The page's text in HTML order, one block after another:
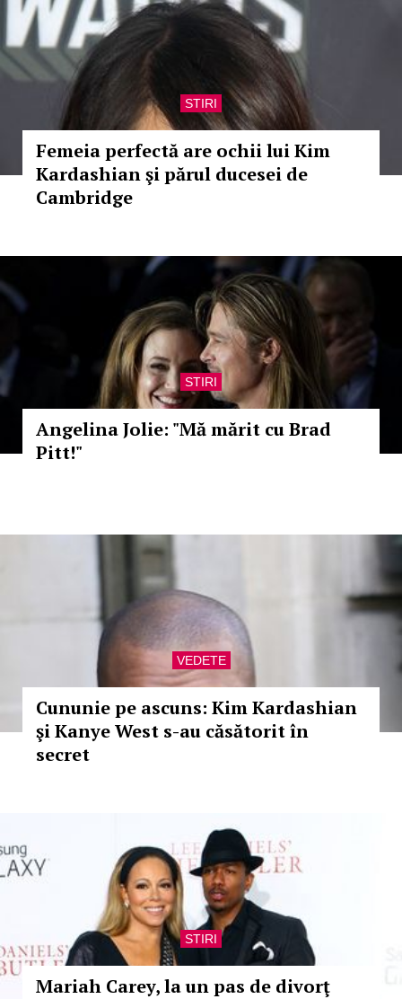
STIRI
Femeia perfectă are ochii lui Kim
Kardashian şi părul ducesei de
Cambridge
STIRI
Angelina Jolie: "Mă mărit cu Brad
Pitt!"
VEDETE
Cununie pe ascuns: Kim Kardashian
şi Kanye West s-au căsătorit în
secret
STIRI
Mariah Carey, la un pas de divorţ